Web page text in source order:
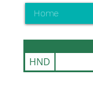
Home
HND